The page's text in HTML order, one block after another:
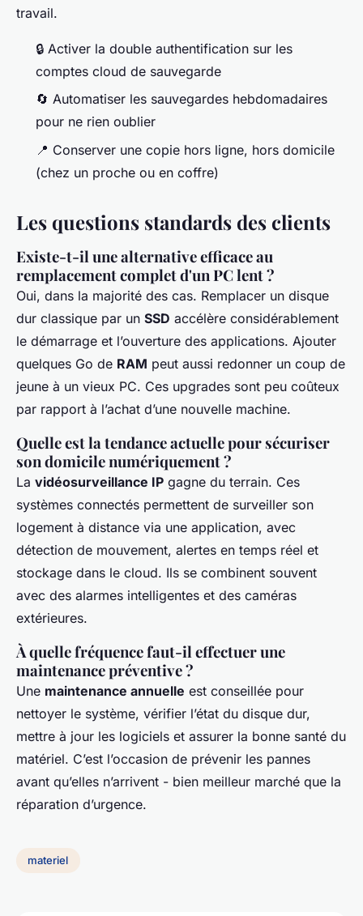
travail.
🔒 Activer la double authentification sur les
comptes cloud de sauvegarde
🔄 Automatiser les sauvegardes hebdomadaires
pour ne rien oublier
📍 Conserver une copie hors ligne, hors domicile
(chez un proche ou en coffre)
Les questions standards des clients
Existe-t-il une alternative efficace au
remplacement complet d'un PC lent ?
Oui, dans la majorité des cas. Remplacer un disque
dur classique par un SSD accélère considérablement
le démarrage et l’ouverture des applications. Ajouter
quelques Go de RAM peut aussi redonner un coup de
jeune à un vieux PC. Ces upgrades sont peu coûteux
par rapport à l’achat d’une nouvelle machine.
Quelle est la tendance actuelle pour sécuriser
son domicile numériquement ?
La vidéosurveillance IP gagne du terrain. Ces
systèmes connectés permettent de surveiller son
logement à distance via une application, avec
détection de mouvement, alertes en temps réel et
stockage dans le cloud. Ils se combinent souvent
avec des alarmes intelligentes et des caméras
extérieures.
À quelle fréquence faut-il effectuer une
maintenance préventive ?
Une maintenance annuelle est conseillée pour
nettoyer le système, vérifier l’état du disque dur,
mettre à jour les logiciels et assurer la bonne santé du
matériel. C’est l’occasion de prévenir les pannes
avant qu’elles n’arrivent - bien meilleur marché que la
réparation d’urgence.
materiel